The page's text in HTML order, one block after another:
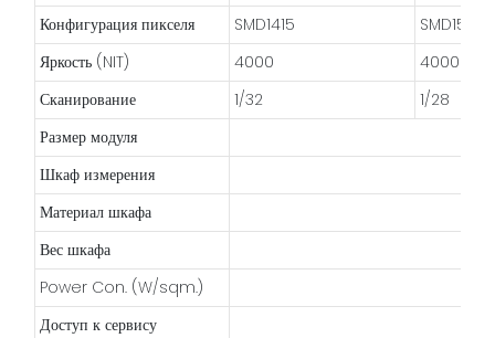
Конфигурация пикселя
SMD1415
SMD1515
Яркость (NIT)
4000
4000
Сканирование
1/32
1/28
Размер модуля
Шкаф измерения
Материал шкафа
Вес шкафа
Power Con. (W/sqm.)
Доступ к сервису